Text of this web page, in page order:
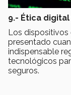
9.- Ética
Los dispositivos
presentado
indispensable
tecnológicos
seguros.